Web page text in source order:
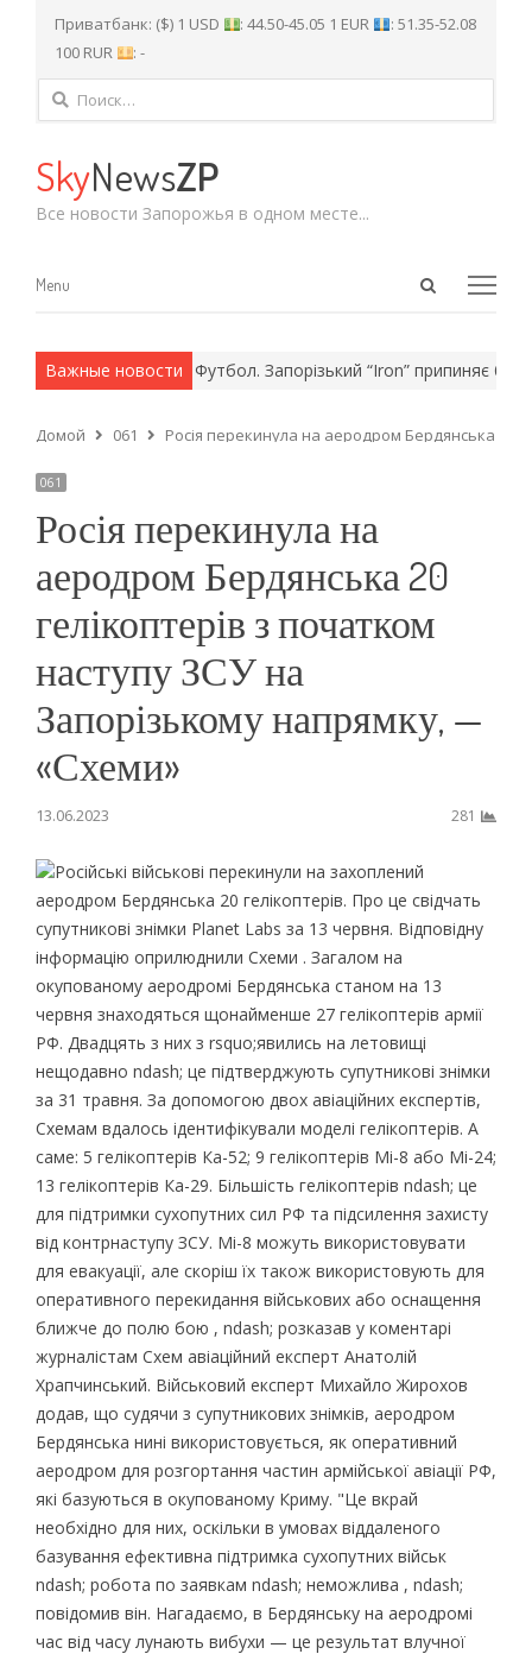
Приватбанк: ($) 1 USD : 44.50-45.05 1 EUR
: 51.35-52.08
100 RUR
: -
Найти:
SkyNewsZP
Все новости Запорожья в одном месте...
Open
Menu
Menu
Важные новости
методы. Футбол. Запорізький “Iron” припиняє
Домой 061 Росія перекинула на аеродром Бердянська 20
061
Росія перекинула на
аеродром Бердянська 20
гелікоптерів з початком
наступу ЗСУ на
Запорізькому напрямку, —
«Схеми»
13.06.2023 281
Російські військові перекинули на захоплений
аеродром Бердянська 20 гелікоптерів. Про це свідчать
супутникові знімки Planet Labs за 13 червня. Відповідну
інформацію оприлюднили Схеми . Загалом на
окупованому аеродромі Бердянська станом на 13
червня знаходяться щонайменше 27 гелікоптерів армії
РФ. Двадцять з них з rsquo;явились на летовищі
нещодавно ndash; це підтверджують супутникові знімки
за 31 травня. За допомогою двох авіаційних експертів,
Схемам вдалось ідентифікували моделі гелікоптерів. А
саме: 5 гелікоптерів Ка-52; 9 гелікоптерів Мі-8 або Мі-24;
13 гелікоптерів Ка-29. Більшість гелікоптерів ndash; це
для підтримки сухопутних сил РФ та підсилення захисту
від контрнаступу ЗСУ. Мі-8 можуть використовувати
для евакуації, але скоріш їх також використовують для
оперативного перекидання військових або оснащення
ближче до полю бою , ndash; розказав у коментарі
журналістам Схем авіаційний експерт Анатолій
Храпчинський. Військовий експерт Михайло Жирохов
додав, що судячи з супутникових знімків, аеродром
Бердянська нині використовується, як оперативний
аеродром для розгортання частин армійської авіації РФ,
які базуються в окупованому Криму. "Це вкрай
необхідно для них, оскільки в умовах віддаленого
базування ефективна підтримка сухопутних військ
ndash; робота по заявкам ndash; неможлива , ndash;
повідомив він. Нагадаємо, в Бердянську на аеродромі
час від часу лунають вибухи — це результат влучної